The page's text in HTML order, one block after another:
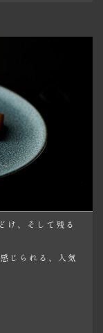
け、そして残る
じられる、人気